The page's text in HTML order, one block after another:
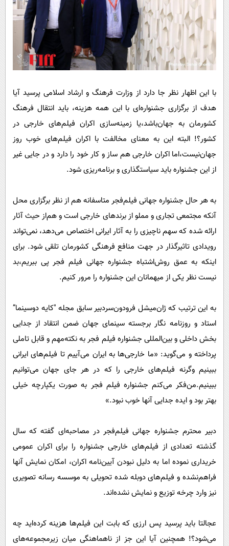
با این اظهار نظر جا دارد از وزارت فرهنگ و ارشاد اسلامی پرسید آیا
هدف از برگزاری جشنواره‌ای با این همه هزینه، باید انتقال فرهنگ‌
کشورمان به جهان‌باشد،یا زمینه‌سازی اکران فیلم‌های خارجی در
کشور؟! البته‌ این به معنای مخالفت با اکران‌ فیلم‌های خوب روز
جهان‌نیست،اما اکران خارجی هم ساز و کار خود را دارد و در جایی غیر
از این جشنواره باید سیاستگذاری و برنامه‌ریزی شود.
به هر حال جشنواره جهانی فیلم‌فجر متاسفانه هم از نظر برگزاری محل
آنکه مجتمعی تجاری و مملو از برندهای خارجی است و هم‌از حیث آثار
ارائه شده‌ که سهم ناچیزی را به آثار ایرانی اختصاص می‌دهد، نمی‌تواند
رویدادی تاثیرگذار در جهت منافع فرهنگی کشورمان تلقی شود. برای
اینکه به عمق روش‌اشتباه جشنواره جهانی فیلم ‌فجر پی ببریم،بد
نیست نظر یکی از میهمانان این جشنواره را مرور کنیم.
به این ترتیب که ژان‌میشل فرودون‌سردبیر سابق مجله "کایه دوسینما”
استاد و روزنامه نگار برجسته‌ سینمای جهان ضمن انتقاد از جدایی
بخش داخلی و بین‌المللی جشنواره فیلم فجر به نکته‌مهم و قابل تاملی
پرداخته و می‌گوید: «ما خارجی‌ها به ایران می‌آییم‌ تا فیلم‌های ایرانی
ببینیم و‌گرنه فیلم‌های خارجی را‌ که در هر جای جهان می‌توانیم‌
ببینیم.من‌‌فکر می‌کنم جشنواره فیلم‌ فجر به صورت یکپارچه خیلی
بهتر بود و ایده جدایی آنها خوب نبود.»
دبیر محترم‌ جشنواره جهانی فیلم‌فجر در مصاحبه‌ای گفته که سال
گذشته تعدادی از فیلم‌های خارجی جشنواره را برای اکران عمومی
خریداری نموده اما به دلیل نبودن ‌آیین‌‌نامه اکران، امکان ‌نمایش آنها
فراهم‌نشده‌ و فیلم‌های دوبله شده‌ تحویلی به موسسه رسانه تصویری
نیز وارد چرخه توزیع و نمایش‌ ‌نشده‌اند.
عجالتا باید پرسید‌ پس ارزی که‌ بابت این فیلم‌ها هزینه‌ کرده‌اید چه
‌می‌شود؟! همچنین آیا این‌ جز از ناهماهنگی میان ‌زیرمجموعه‌های